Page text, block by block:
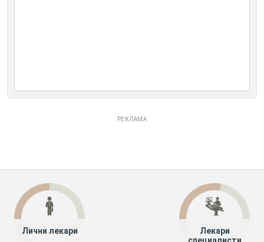
РЕКЛАМА
Лични лекари
Лекари